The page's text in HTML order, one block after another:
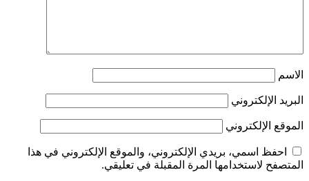
الاسم
البريد الإلكتروني
الموقع الإلكتروني
احفظ اسمي، بريدي الإلكتروني، والموقع الإلكتروني في هذا
المتصفح لاستخدامها المرة المقبلة في تعليقي.